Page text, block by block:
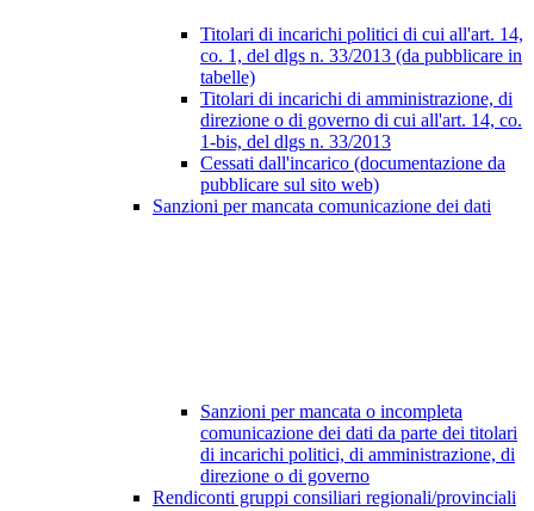
Titolari di incarichi politici di cui all'art. 14,
co. 1, del dlgs n. 33/2013 (da pubblicare in
tabelle)
Titolari di incarichi di amministrazione, di
direzione o di governo di cui all'art. 14, co.
1-bis, del dlgs n. 33/2013
Cessati dall'incarico (documentazione da
pubblicare sul sito web)
Sanzioni per mancata comunicazione dei dati
Sanzioni per mancata o incompleta
comunicazione dei dati da parte dei titolari
di incarichi politici, di amministrazione, di
direzione o di governo
Rendiconti gruppi consiliari regionali/provinciali